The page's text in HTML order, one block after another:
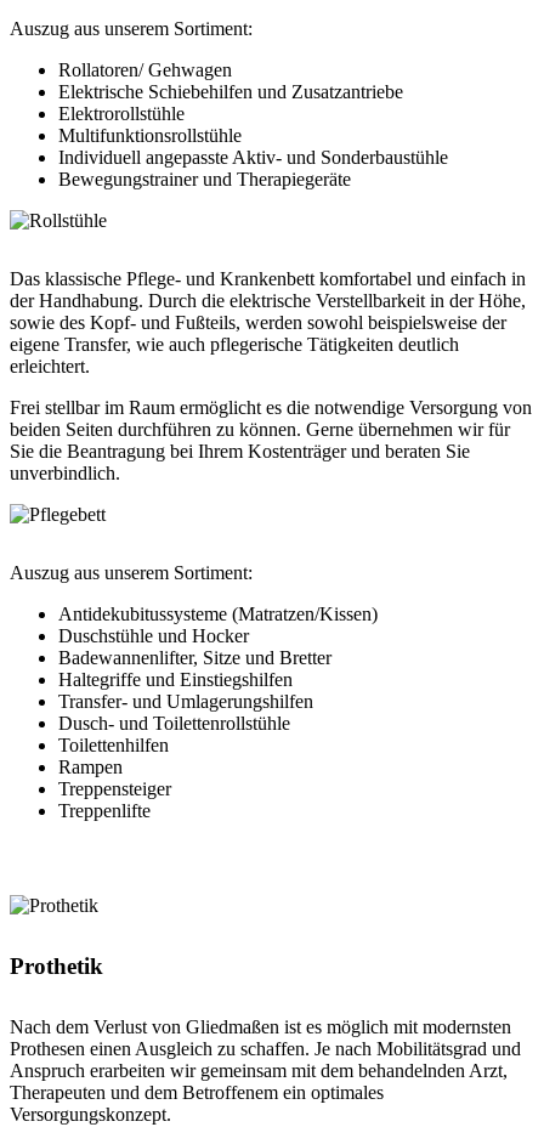
Auszug aus unserem Sortiment:
Rollatoren/ Gehwagen
Elektrische Schiebehilfen und Zusatzantriebe
Elektrorollstühle
Multifunktionsrollstühle
Individuell angepasste Aktiv- und Sonderbaustühle
Bewegungstrainer und Therapiegeräte
Das klassische Pflege- und Krankenbett komfortabel und einfach in
der Handhabung. Durch die elektrische Verstellbarkeit in der Höhe,
sowie des Kopf- und Fußteils, werden sowohl beispielsweise der
eigene Transfer, wie auch pflegerische Tätigkeiten deutlich
erleichtert.
Frei stellbar im Raum ermöglicht es die notwendige Versorgung von
beiden Seiten durchführen zu können. Gerne übernehmen wir für
Sie die Beantragung bei Ihrem Kostenträger und beraten Sie
unverbindlich.
Auszug aus unserem Sortiment:
Antidekubitussysteme (Matratzen/Kissen)
Duschstühle und Hocker
Badewannenlifter, Sitze und Bretter
Haltegriffe und Einstiegshilfen
Transfer- und Umlagerungshilfen
Dusch- und Toilettenrollstühle
Toilettenhilfen
Rampen
Treppensteiger
Treppenlifte
Prothetik
Nach dem Verlust von Gliedmaßen ist es möglich mit modernsten
Prothesen einen Ausgleich zu schaffen. Je nach Mobilitätsgrad und
Anspruch erarbeiten wir gemeinsam mit dem behandelnden Arzt,
Therapeuten und dem Betroffenem ein optimales
Versorgungskonzept.